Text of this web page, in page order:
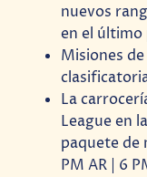
nuevos
en el último
Misiones
La
League en
paquete de
PM AR | 6